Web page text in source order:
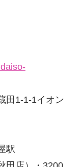
田1-1-1イオン
駅